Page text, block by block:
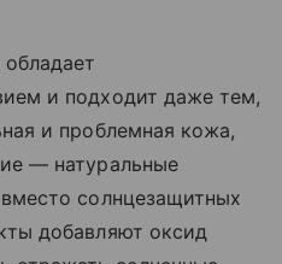
и подходит даже тем,
и проблемная кожа,
— натуральные
солнцезащитных
добавляют оксид